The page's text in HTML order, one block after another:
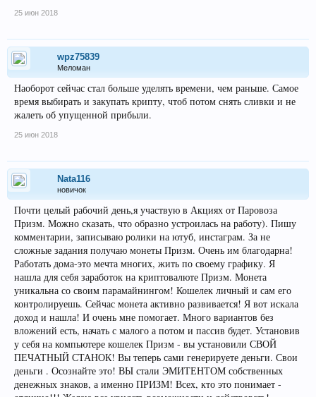
25 июн 2018
wpz75839
Меломан
Наоборот сейчас стал больше уделять времени, чем раньше. Самое
время выбирать и закупать крипту, чтоб потом снять сливки и не
жалеть об упущенной прибыли.
25 июн 2018
Nata116
новичок
Почти целый рабочий день,я участвую в Акциях от Паровоза
Призм. Можно сказать, что образно устроилась на работу). Пишу
комментарии, записываю ролики на ютуб, инстаграм. За не
сложные задания получаю монеты Призм. Очень им благодарна!
Работать дома-это мечта многих, жить по своему графику. Я
нашла для себя заработок на криптовалюте Призм. Монета
уникальна со своим парамайнингом! Кошелек личный и сам его
контролируешь. Сейчас монета активно развивается! Я вот искала
доход и нашла! И очень мне помогает. Много вариантов без
вложений есть, начать с малого а потом и пассив будет. Установив
у себя на компьютере кошелек Призм - вы установили СВОЙ
ПЕЧАТНЫЙ СТАНОК! Вы теперь сами генерируете деньги. Свои
деньги . Осознайте это! ВЫ стали ЭМИТЕНТОМ собственных
денежных знаков, а именно ПРИЗМ! Всех, кто это понимает -